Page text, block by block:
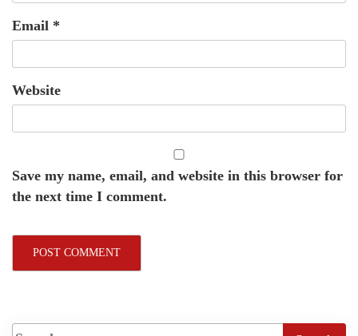
Email *
Website
Save my name, email, and website in this browser for
the next time I comment.